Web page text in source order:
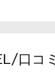
口